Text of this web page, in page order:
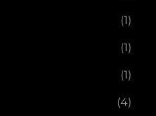
(1)
(1)
(1)
(4)